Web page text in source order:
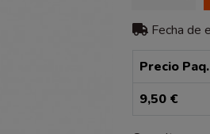
Fecha
Precio Paq.
9,50 €